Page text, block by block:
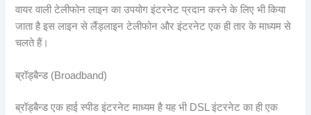
वायर वाली टेलीफोन लाइन का उपयोग इंटरनेट प्रदान करने के लिए भी किया
जाता है इस लाइन से लैंड्लाइन टेलीफोन और इंटरनेट एक ही तार के माध्यम से
चलते हैं।
ब्रॉड्बैन्ड (Broadband)
ब्रॉड्बैन्ड एक हाई स्पीड इंटरनेट माध्यम है यह भी DSL इंटरनेट का ही एक